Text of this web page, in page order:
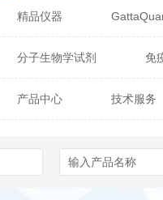
精品仪器
Sterlitech
Verichem
分子生物学试剂 免
学试剂 材料学试剂
产品中心 技术服务